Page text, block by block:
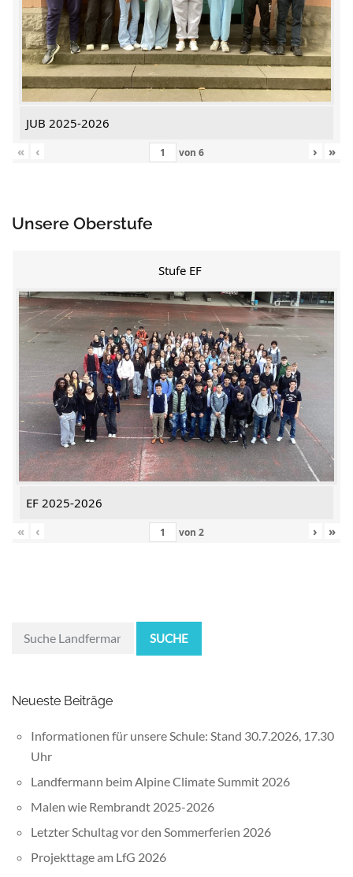
JUB 2025-2026
«
‹ von 6 › »
Unsere Oberstufe
Stufe EF
EF 2025-2026
«
‹ von 2 › »
SUCHE
Neueste Beiträge
Informationen für unsere Schule: Stand 30.7.2026, 17.30
Uhr
Landfermann beim Alpine Climate Summit 2026
Malen wie Rembrandt 2025-2026
Letzter Schultag vor den Sommerferien 2026
Projekttage am LfG 2026